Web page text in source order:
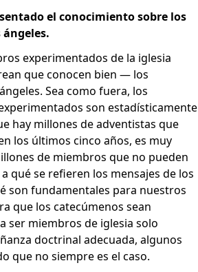
el conocimiento sobre los
ángeles.
experimentados de la iglesia
que conocen bien — los
Sea como fuera, los
son estadísticamente
hay millones de adventistas que
los últimos cinco años, es muy
de miembros que no pueden
qué se refieren los mensajes de los
son fundamentales para nuestros
que los catecúmenos sean
ser miembros de iglesia solo
doctrinal adecuada, algunos
que no siempre es el caso.